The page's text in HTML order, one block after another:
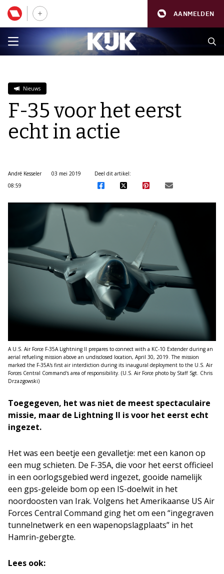
AANMELDEN
Nieuws
F-35 voor het eerst
echt in actie
André Kesseler
03 mei 2019
08:59
Deel dit artikel:
A U.S. Air Force F-35A Lightning II prepares to connect with a KC-10 Extender during an
aerial refueling mission above an undisclosed location, April 30, 2019. The mission
marked the F-35A's first air interdiction during its inaugural deployment to the U.S. Air
Forces Central Command's area of responsibility. (U.S. Air Force photo by Staff Sgt. Chris
Drzazgowski)
Toegegeven, het was niet de meest spectaculaire
missie, maar de Lightning II is voor het eerst echt
ingezet.
Het was een beetje een gevalletje: met een kanon op
een mug schieten. De F-35A, die voor het eerst officieel
in een oorlogsgebied werd ingezet, gooide namelijk
een gps-geleide bom op een IS-doelwit in het
noordoosten van Irak. Volgens het Amerikaanse US Air
Forces Central Command ging het om een “ingegraven
tunnelnetwerk en een wapenopslagplaats” in het
Hamrin-gebergte.
Lees ook: